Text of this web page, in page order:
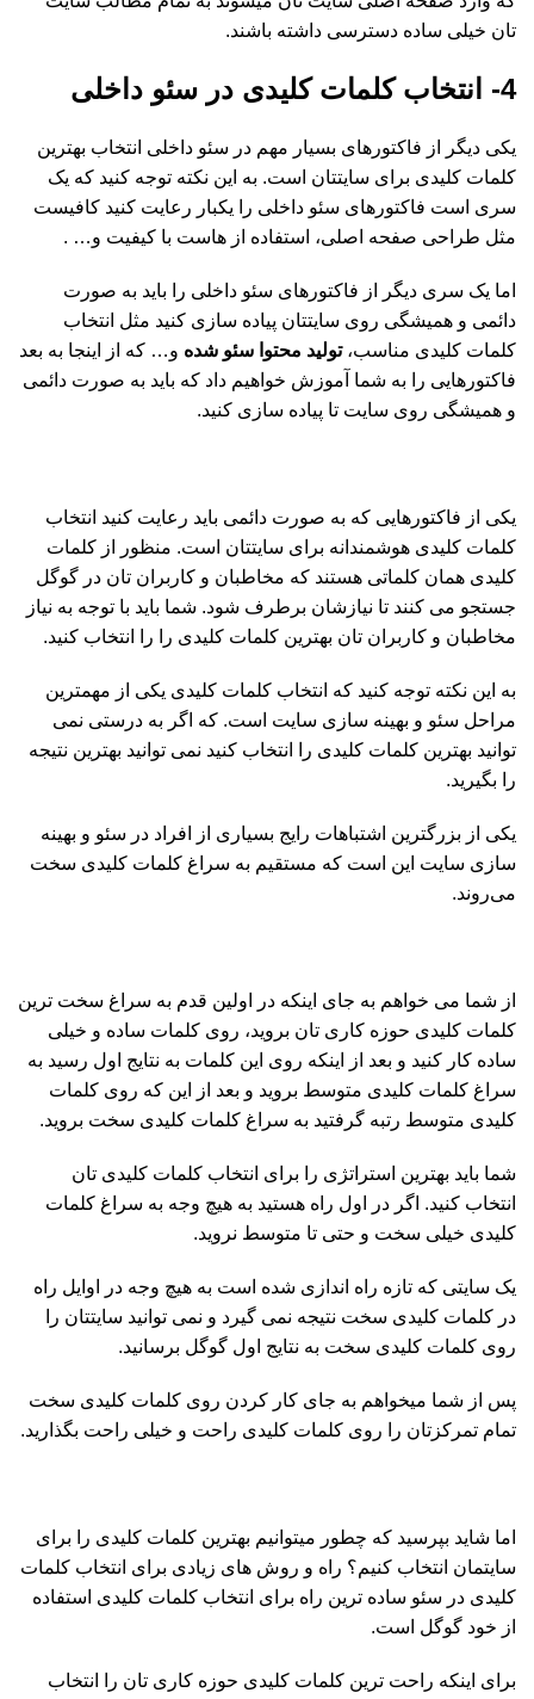
تان خیلی ساده دسترسی داشته باشند.
4- انتخاب کلمات کلیدی در سئو داخلی
یکی دیگر از فاکتورهای بسیار مهم در سئو داخلی انتخاب بهترین
کلمات کلیدی برای سایتتان است. به این نکته توجه کنید که یک
سری است فاکتورهای سئو داخلی را یکبار رعایت کنید کافیست
مثل طراحی صفحه اصلی، استفاده از هاست با کیفیت و… .
اما یک سری دیگر از فاکتورهای سئو داخلی را باید به صورت
دائمی و همیشگی روی سایتتان پیاده سازی کنید مثل انتخاب
کلمات کلیدی مناسب،تولید محتوا سئو شده و… که از اینجا به بعد
فاکتورهایی را به شما آموزش خواهیم داد که باید به صورت دائمی
و همیشگی روی سایت تا پیاده سازی کنید.
یکی از فاکتورهایی که به صورت دائمی باید رعایت کنید انتخاب
کلمات کلیدی هوشمندانه برای سایتتان است. منظور از کلمات
کلیدی همان کلماتی هستند که مخاطبان و کاربران تان در گوگل
جستجو می کنند تا نیازشان برطرف شود. شما باید با توجه به نیاز
مخاطبان و کاربران تان بهترین کلمات کلیدی را را انتخاب کنید.
به این نکته توجه کنید که انتخاب کلمات کلیدی یکی از مهمترین
مراحل سئو و بهینه سازی سایت است. که اگر به درستی نمی
توانید بهترین کلمات کلیدی را انتخاب کنید نمی توانید بهترین نتیجه
را بگیرید.
یکی از بزرگترین اشتباهات رایج بسیاری از افراد در سئو و بهینه
سازی سایت این است که مستقیم به سراغ کلمات کلیدی سخت
می‌روند.
از شما می خواهم به جای اینکه در اولین قدم به سراغ سخت ترین
کلمات کلیدی حوزه کاری تان بروید، روی کلمات ساده و خیلی
ساده کار کنید و بعد از اینکه روی این کلمات به نتایج اول رسید به
سراغ کلمات کلیدی متوسط بروید و بعد از این که روی کلمات
کلیدی متوسط رتبه گرفتید به سراغ کلمات کلیدی سخت بروید.
شما باید بهترین استراتژی را برای انتخاب کلمات کلیدی تان
انتخاب کنید. اگر در اول راه هستید به هیچ وجه به سراغ کلمات
کلیدی خیلی سخت و حتی تا متوسط نروید.
یک سایتی که تازه راه اندازی شده است به هیچ وجه در اوایل راه
در کلمات کلیدی سخت نتیجه نمی گیرد و نمی توانید سایتتان را
روی کلمات کلیدی سخت به نتایج اول گوگل برسانید.
پس از شما میخواهم به جای کار کردن روی کلمات کلیدی سخت
تمام تمرکزتان را روی کلمات کلیدی راحت و خیلی راحت بگذارید.
اما شاید بپرسید که چطور میتوانیم بهترین کلمات کلیدی را برای
سایتمان انتخاب کنیم؟ راه و روش های زیادی برای انتخاب کلمات
کلیدی در سئو ساده ترین راه برای انتخاب کلمات کلیدی استفاده
از خود گوگل است.
برای اینکه راحت ترین کلمات کلیدی حوزه کاری تان را انتخاب